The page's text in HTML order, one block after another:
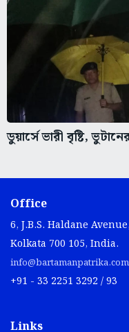
ডুয়ার্সে ভারী বৃষ্টি,
Office
6, J.B.S. Haldane Avenue,
Kolkata 700 105, India.
info@bartamanpatrika.com
+91 - 33 2251 3292 / 93
Links